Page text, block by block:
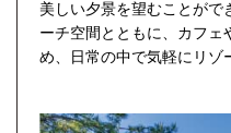
美しい夕景を望むことがで
ーチ空間とともに、カフェ
め、日常の中で気軽にリゾ